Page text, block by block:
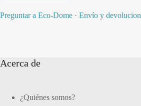
Preguntar a Eco-Dome · Envío y
Acerca de
¿Quiénes somos?